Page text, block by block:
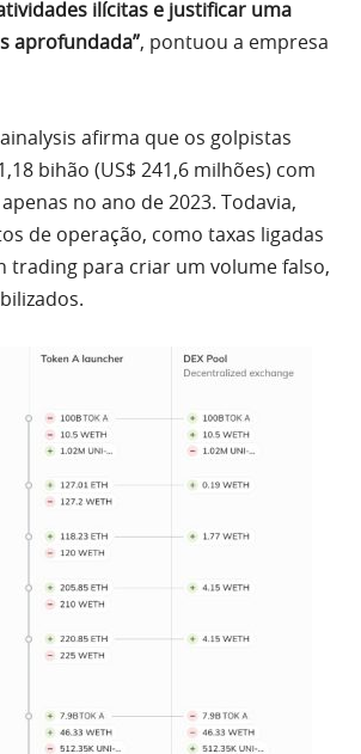
ilícitas e justificar uma
aprofundada”, pontuou a empresa
afirma que os golpistas
bihão (US$ 241,6 milhões) com
no ano de 2023. Todavia,
de operação, como taxas ligadas
trading para criar um volume falso,